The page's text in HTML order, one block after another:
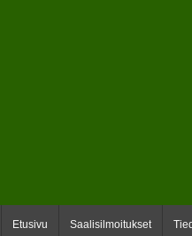
Etusivu Saalisilmoitukset